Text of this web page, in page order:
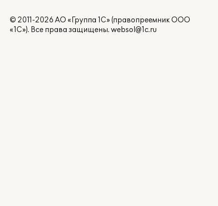
© 2011-2026 АО «Группа 1С» (правопреемник ООО
«1С»). Все права защищены. websol@1c.ru